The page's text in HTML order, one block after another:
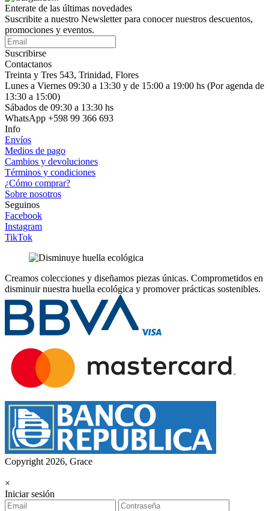
Enterate de las últimas novedades
Suscribite a nuestro Newsletter para conocer nuestros descuentos,
promociones y eventos.
Suscribirse
Contactanos
Treinta y Tres 543, Trinidad, Flores
Lunes a Viernes 09:30 a 13:30 y de 15:00 a 19:00 hs (Por agenda de
13:30 a 15:00)
Sábados de 09:30 a 13:30 hs
WhatsApp +598 99 366 693
Info
Envíos
Medios de pago
Cambios y devoluciones
Términos y condiciones
¿Cómo comprar?
Sobre nosotros
Seguinos
Facebook
Instagram
TikTok
Creamos colecciones y diseñamos piezas únicas. Comprometidos en
disminuir nuestra huella ecológica y promover prácticas sostenibles.
Copyright 2026, Grace
×
Iniciar sesión